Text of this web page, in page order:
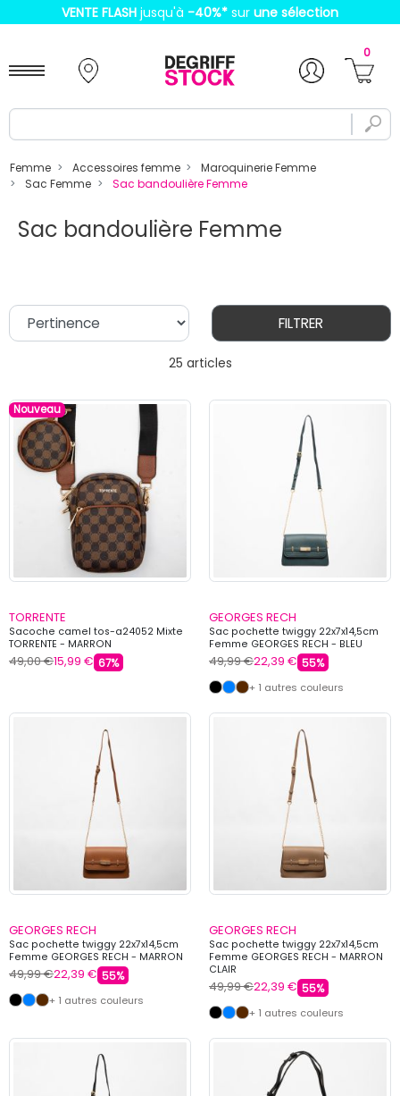
VENTE FLASH jusqu'à -40%* sur une sélection
0
Femme Accessoires femme
Maroquinerie Femme
Sac Femme
Sac bandoulière Femme
Sac bandoulière Femme
25 articles
FILTRER
Nouveau
TORRENTE
Sacoche camel tos-a24052 Mixte
TORRENTE - MARRON
49,00 €15,99 € 67%
GEORGES RECH
Sac pochette twiggy 22x7x14,5cm
Femme GEORGES RECH - BLEU
49,99 €22,39 € 55%
+ 1 autres couleurs
GEORGES RECH
Sac pochette twiggy 22x7x14,5cm
Femme GEORGES RECH - MARRON
49,99 €22,39 € 55%
+ 1 autres couleurs
GEORGES RECH
Sac pochette twiggy 22x7x14,5cm
Femme GEORGES RECH - MARRON
CLAIR
49,99 €22,39 € 55%
+ 1 autres couleurs